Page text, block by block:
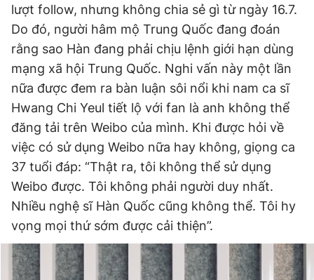
lượt follow, nhưng không chia sẻ gì từ ngày 16.7.
Do đó, người hâm mộ Trung Quốc đang đoán
rằng sao Hàn đang phải chịu lệnh giới hạn dùng
mạng xã hội Trung Quốc. Nghi vấn này một lần
nữa được đem ra bàn luận sôi nổi khi nam ca sĩ
Hwang Chi Yeul tiết lộ với fan là anh không thể
đăng tải trên Weibo của mình. Khi được hỏi về
việc có sử dụng Weibo nữa hay không, giọng ca
37 tuổi đáp: “Thật ra, tôi không thể sử dụng
Weibo được. Tôi không phải người duy nhất.
Nhiều nghệ sĩ Hàn Quốc cũng không thể. Tôi hy
vọng mọi thứ sớm được cải thiện”.